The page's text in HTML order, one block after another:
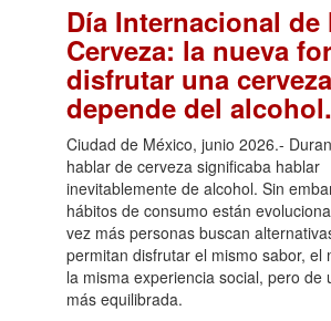
Día Internacional de
Cerveza: la nueva
disfrutar una
depende del alcohol.
Ciudad de México, junio 2026.-
hablar de cerveza significaba hablar
inevitablemente de alcohol. Sin
hábitos de consumo están
vez más personas buscan
permitan disfrutar el mismo sabor, el
la misma experiencia social, pero de
más equilibrada.